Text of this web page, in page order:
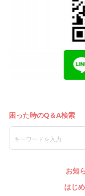
お知
はじ